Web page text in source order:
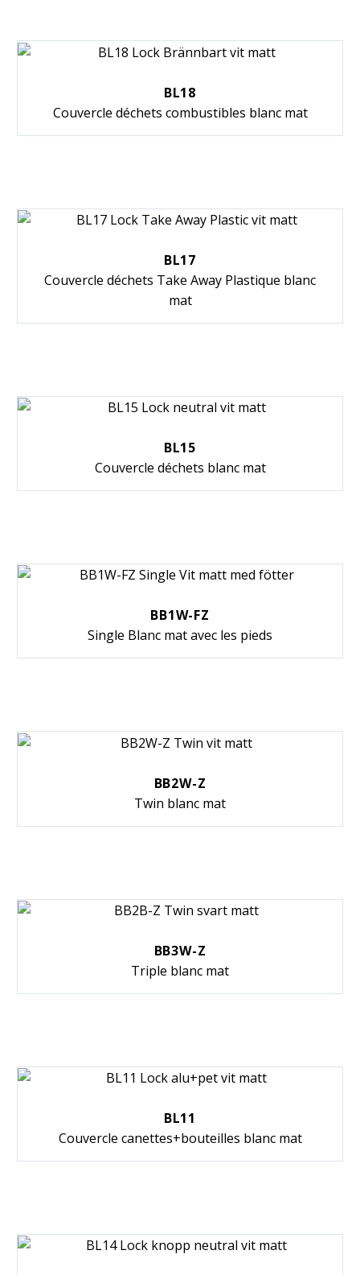
BL18
Couvercle déchets combustibles blanc mat
BL17
Couvercle déchets Take Away Plastique blanc
mat
BL15
Couvercle déchets blanc mat
BB1W-FZ
Single Blanc mat avec les pieds
BB2W-Z
Twin blanc mat
BB3W-Z
Triple blanc mat
BL11
Couvercle canettes+bouteilles blanc mat